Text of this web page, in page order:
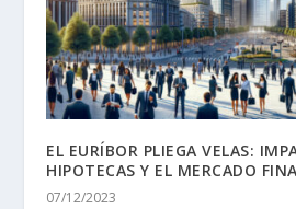
EL EURÍBOR PLIEGA VELAS:
HIPOTECAS Y EL MERCADO
07/12/2023